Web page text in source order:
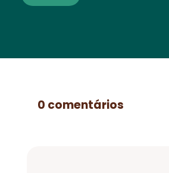
0 comentários